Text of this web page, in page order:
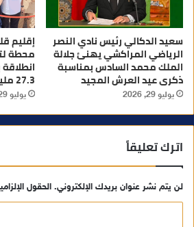
سعيد الدكالي رئيس نادي النصر
الرياضي المراكشي يهنئ جلالة
الملك محمد السادس بمناسبة
ذكرى عيد العرش المجيد
يوليو 29, 2026
إقليم
محطة
27.3 مليون درهم
يوليو 29, 2026
اترك تعليقاً
لن يتم نشر عنوان بريدك الإلكتروني. الحقول